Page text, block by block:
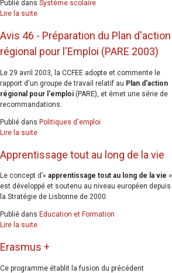
Publié dans Système scolaire
Lire la suite
Avis 46 - Préparation du Plan d'action
régional pour l'Emploi (PARE 2003)
Le 29 avril 2003, la CCFEE adopte et commente le
rapport d'un groupe de travail relatif au Plan d'action
régional pour l'emploi (PARE), et émet une série de
recommandations.
Publié dans Politiques d'emploi
Lire la suite
Apprentissage tout au long de la vie
Le concept d’« apprentissage tout au long de la vie »
est développé et soutenu au niveau européen depuis
la Stratégie de Lisbonne de 2000.
Publié dans Education et Formation
Lire la suite
Erasmus +
Ce programme établit la fusion du précédent